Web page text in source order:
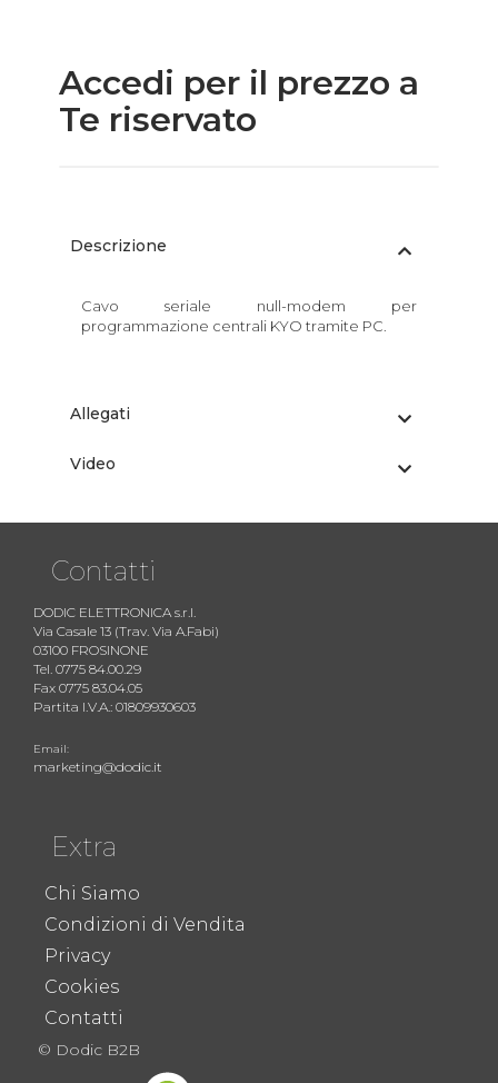
Accedi per il prezzo a
Te riservato
Descrizione
Cavo seriale null-modem per
programmazione centrali KYO tramite PC.
Allegati
Video
Contatti
DODIC ELETTRONICA s.r.l.
Via Casale 13 (Trav. Via A.Fabi)
03100 FROSINONE
Tel. 0775 84.00.29
Fax 0775 83.04.05
Partita I.V.A.: 01809930603
Email:
marketing@dodic.it
Extra
Chi Siamo
Condizioni di Vendita
Privacy
Cookies
Contatti
© Dodic B2B